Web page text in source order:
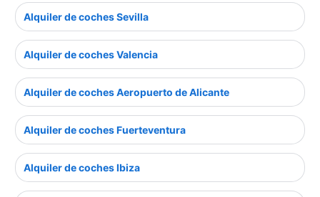
Alquiler de coches Sevilla
Alquiler de coches Valencia
Alquiler de coches Aeropuerto de Alicante
Alquiler de coches Fuerteventura
Alquiler de coches Ibiza